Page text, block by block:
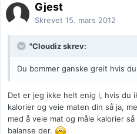
Gjest
Skrevet 15. mars 2012
"Cloudiz skrev:
Du bommer ganske greit hvis
Det er jeg ikke helt enig i, hvis du
kalorier og veie maten din så ja,
med å veie mat og måle kalorier
balanse der.